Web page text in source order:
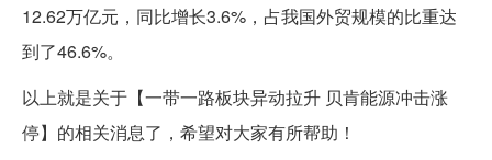
12.62万亿元，同比增长3.6%，占我国外贸规模的比重达
到了46.6%。
以上就是关于【一带一路板块异动拉升 贝肯能源冲击涨
停】的相关消息了，希望对大家有所帮助！